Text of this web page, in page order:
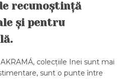
recunoștință
și pentru
colecțiile Inei sunt mai
sunt o punte între